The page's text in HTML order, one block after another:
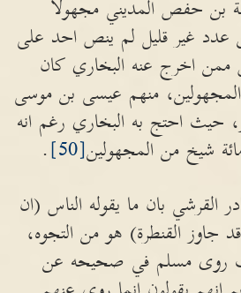
بن حفص المديني مجهولاً
عدد غير قليل لم ينص احد على
ممن اخرج عنه البخاري كان
منهم عيسى بن موسى
حيث احتج به البخاري رغم انه
شيخ من المجهولين[50]
.
القرشي بان ما يقوله الناس (ان
جاوز القنطرة) هو من التجوه،
روى مسلم في صحيحه عن